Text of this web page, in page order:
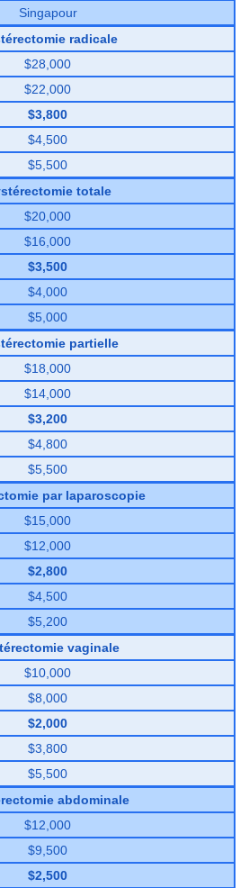
Singapour
radicale
$28,000
$22,000
$3,800
$4,500
$5,500
totale
$20,000
$16,000
$3,500
$4,000
$5,000
partielle
$18,000
$14,000
$3,200
$4,800
$5,500
par laparoscopie
$15,000
$12,000
$2,800
$4,500
$5,200
vaginale
$10,000
$8,000
$2,000
$3,800
$5,500
abdominale
$12,000
$9,500
$2,500